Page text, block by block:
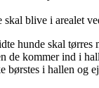
skal blive i arealet
hunde skal tørres
de kommer ind i
børstes i hallen og